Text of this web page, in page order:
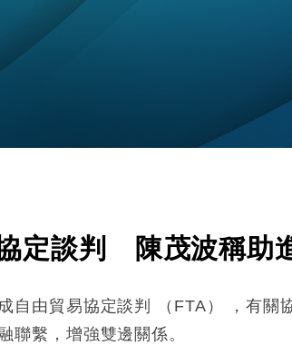
定談判 陳茂波稱助
自由貿易協定談判 （FTA） ，有關
聯繫，增強雙邊關係。